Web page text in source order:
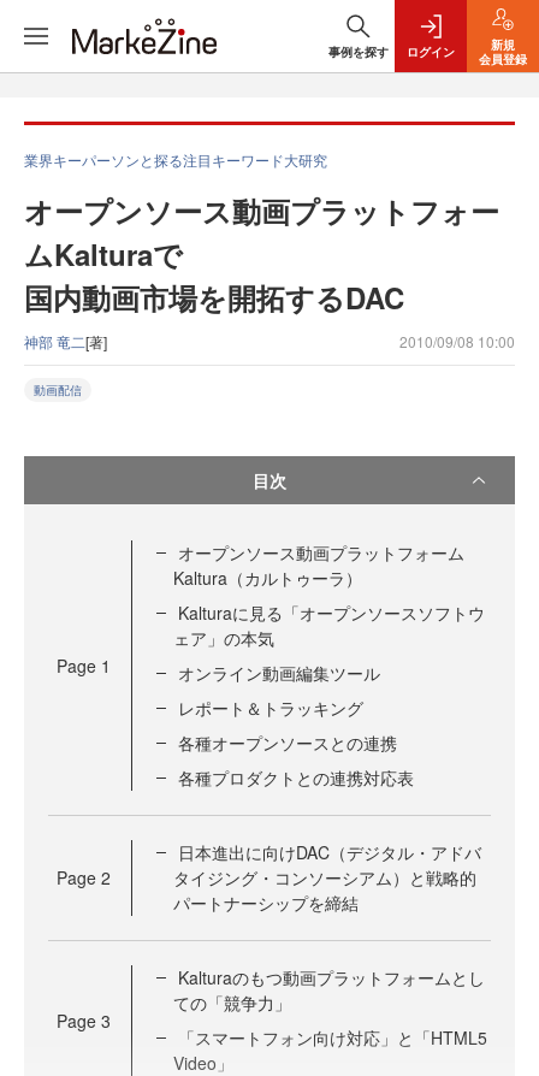
事例を探す ログイン
新規
会員登録
業界キーパーソンと探る注目キーワード大研究
オープンソース動画プラットフォー
ムKalturaで
国内動画市場を開拓するDAC
神部 竜二[著] 2010/09/08 10:00
動画配信
目次
Page 1
オープンソース動画プラットフォーム
Kaltura（カルトゥーラ）
Kalturaに見る「オープンソースソフトウ
ェア」の本気
オンライン動画編集ツール
レポート＆トラッキング
各種オープンソースとの連携
各種プロダクトとの連携対応表
Page 2
日本進出に向けDAC（デジタル・アドバ
タイジング・コンソーシアム）と戦略的
パートナーシップを締結
Page 3
Kalturaのもつ動画プラットフォームとし
ての「競争力」
「スマートフォン向け対応」と「HTML5
Video」